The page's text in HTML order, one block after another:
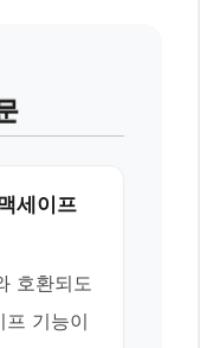
세이프
호환되도
프 기능이